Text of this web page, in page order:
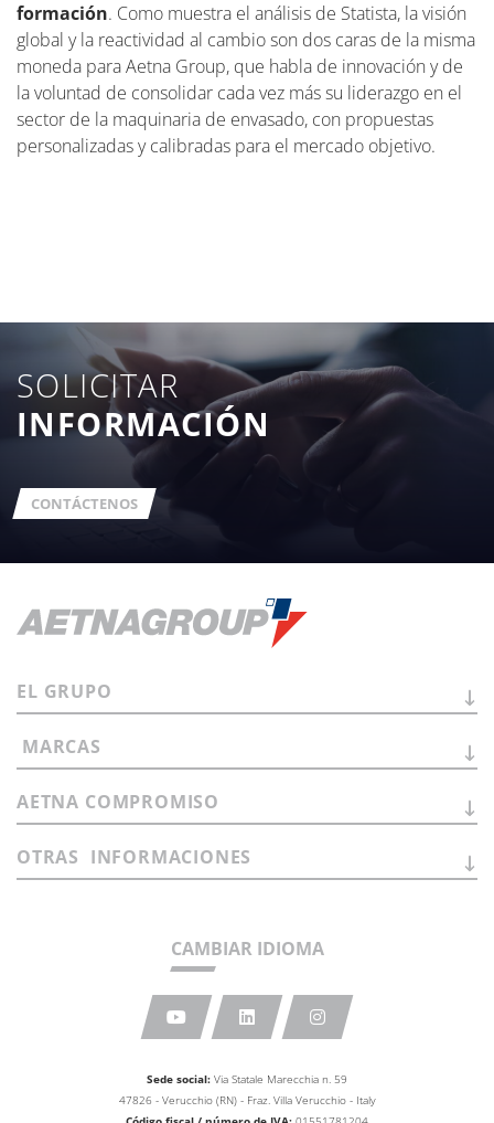
formación. Como muestra el análisis de Statista, la visión
global y la reactividad al cambio son dos caras de la misma
moneda para Aetna Group, que habla de innovación y de
la voluntad de consolidar cada vez más su liderazgo en el
sector de la maquinaria de envasado, con propuestas
personalizadas y calibradas para el mercado objetivo.
SOLICITAR
INFORMACIÓN
CONTÁCTENOS
Sede social: Via Statale Marecchia n. 59
47826 - Verucchio (RN) - Fraz. Villa Verucchio - Italy
CAMBIAR IDIOMA
EL GRUPO
MARCAS
AETNA COMPROMISO
OTRAS INFORMACIONES